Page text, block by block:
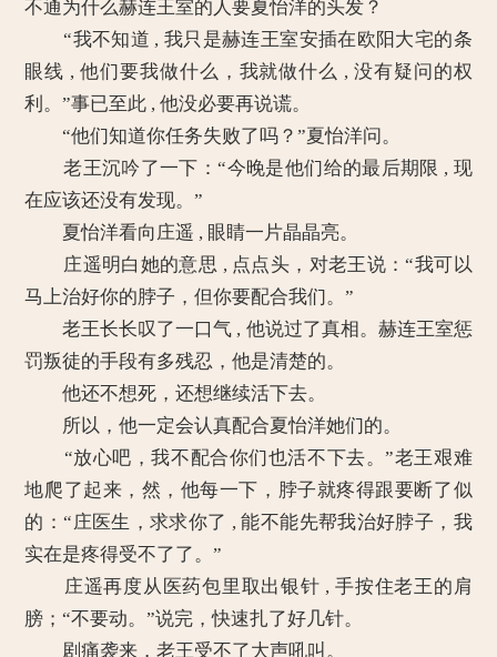
不通为什么赫连王室的人要夏怡洋的头发？
“我不知道 , 我只是赫连王室安插在欧阳大宅的条
眼线 , 他们要我做什么，我就做什么 , 没有疑问的权
利。”事已至此 , 他没必要再说谎。
“他们知道你任务失败了吗？”夏怡洋问。
老王沉吟了一下：“今晚是他们给的最后期限 , 现
在应该还没有发现。”
夏怡洋看向庄遥 , 眼睛一片晶晶亮。
庄遥明白她的意思 , 点点头，对老王说：“我可以
马上治好你的脖子，但你要配合我们。”
老王长长叹了一口气 , 他说过了真相。赫连王室惩
罚叛徒的手段有多残忍，他是清楚的。
他还不想死，还想继续活下去。
所以，他一定会认真配合夏怡洋她们的。
“放心吧，我不配合你们也活不下去。”老王艰难
地爬了起来，然，他每一下，脖子就疼得跟要断了似
的：“庄医生，求求你了 , 能不能先帮我治好脖子，我
实在是疼得受不了了。”
庄遥再度从医药包里取出银针 , 手按住老王的肩
膀；“不要动。”说完，快速扎了好几针。
剧痛袭来，老王受不了大声吼叫。